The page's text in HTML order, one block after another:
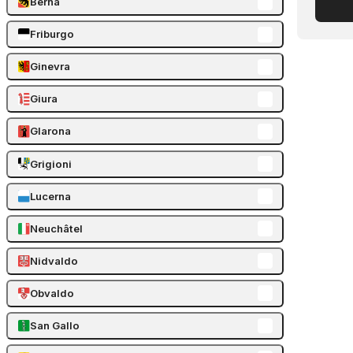
Friburgo
Ginevra
Giura
Glarona
Grigioni
Lucerna
Neuchâtel
Nidvaldo
Obvaldo
San Gallo